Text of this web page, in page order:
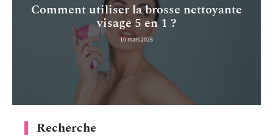
Comment utiliser la brosse nettoyante
visage 5 en 1 ?
10 mars 2026
Recherche